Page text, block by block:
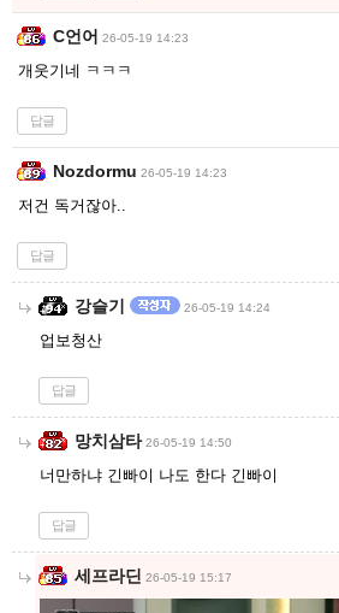
C언어 26-05-19 14:23
개웃기네 ㅋㅋㅋ
답글
Nozdormu 26-05-19 14:23
저건 독거잖아..
답글
강슬기 26-05-19 14:24
업보청산
답글
망치삼타 26-05-19 14:50
너만하냐 긴빠이 나도 한다 긴빠이
답글
세프라딘 26-05-19 15:17